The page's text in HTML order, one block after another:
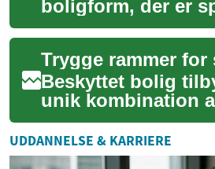
boligform, der er
designet til at
ældre menneskers
ønsker. Disse bol...
Beskyttet bolig
unik kombination
uafhængighed og
seniorer. Det er en
der er design...
UDDANNELSE & KARRIERE